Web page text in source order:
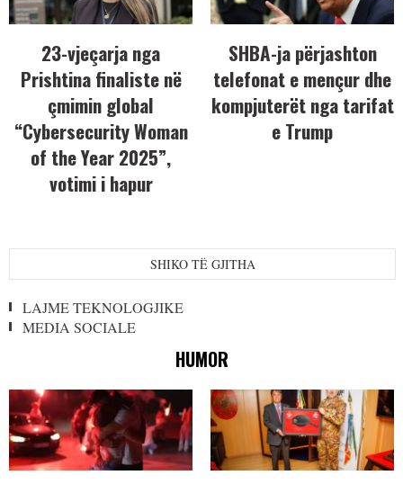
23-vjeçarja nga
Prishtina finaliste në
çmimin global
“Cybersecurity Woman
of the Year 2025”,
votimi i hapur
SHBA-ja përjashton
telefonat e mençur dhe
kompjuterët nga tarifat
e Trump
SHIKO TË GJITHA
LAJME TEKNOLOGJIKE
MEDIA SOCIALE
HUMOR